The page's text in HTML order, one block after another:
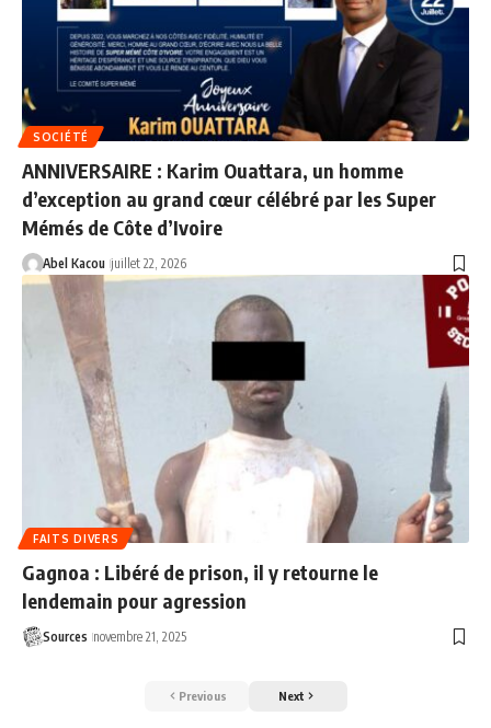
SOCIÉTÉ
ANNIVERSAIRE : Karim Ouattara, un homme
d’exception au grand cœur célébré par les Super
Mémés de Côte d’Ivoire
Abel Kacou juillet 22, 2026
FAITS DIVERS
Gagnoa : Libéré de prison, il y retourne le
lendemain pour agression
Sources novembre 21, 2025
Previous Next